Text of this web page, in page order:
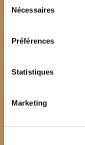
Nécessaires
Préférences
Statistiques
Marketing